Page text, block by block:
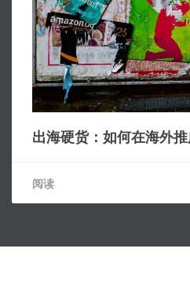
出海硬货：如何在海外
阅读